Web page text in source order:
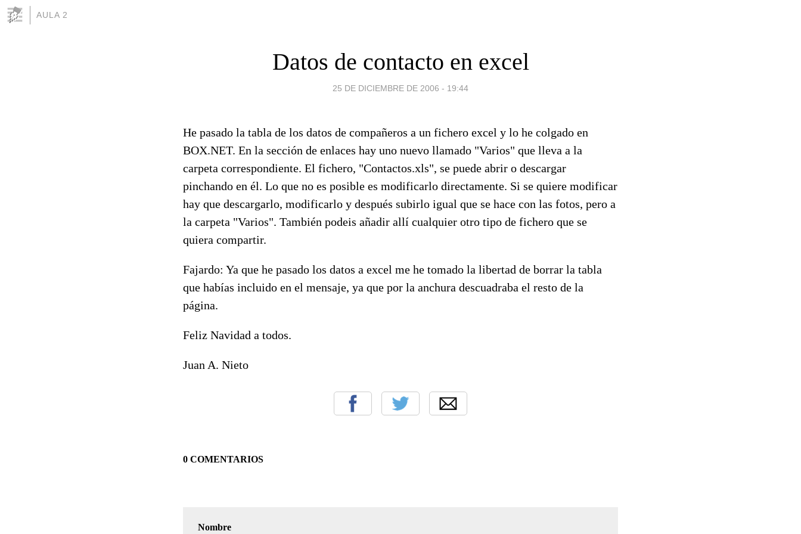
AULA 2
Datos de contacto en excel
25 DE DICIEMBRE DE 2006 - 19:44
He pasado la tabla de los datos de compañeros a un fichero excel y lo he colgado en
BOX.NET. En la sección de enlaces hay uno nuevo llamado "Varios" que lleva a la
carpeta correspondiente. El fichero, "Contactos.xls", se puede abrir o descargar
pinchando en él. Lo que no es posible es modificarlo directamente. Si se quiere modificar
hay que descargarlo, modificarlo y después subirlo igual que se hace con las fotos, pero a
la carpeta "Varios". También podeis añadir allí cualquier otro tipo de fichero que se
quiera compartir.
Fajardo: Ya que he pasado los datos a excel me he tomado la libertad de borrar la tabla
que habías incluido en el mensaje, ya que por la anchura descuadraba el resto de la
página.
Feliz Navidad a todos.
Juan A. Nieto
0 COMENTARIOS
Nombre